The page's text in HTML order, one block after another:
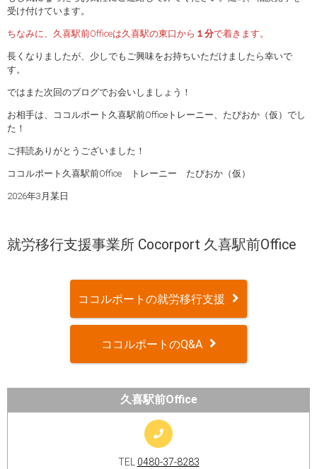
受け付けています。
ちなみに、久喜駅前Officeは久喜駅の東口から １分で着きます。
長くなりましたが、少しでもご興味をお持ちいただけましたら幸いで
す。
ではまた次回のブログでお会いしましょう！
お相手は、ココルポート久喜駅前Officeトレーニー、たぴおか（仮）でし
た！
ご拝読ありがとうございました！
ココルポート久喜駅前Office トレーニー たぴおか（仮）
2026年3月某日
就労移行支援事業所 Cocorport 久喜駅前Office
ココルポートの就労移行支援
ココルポートのQ&A
久喜駅前Office
TEL 0480-37-8283